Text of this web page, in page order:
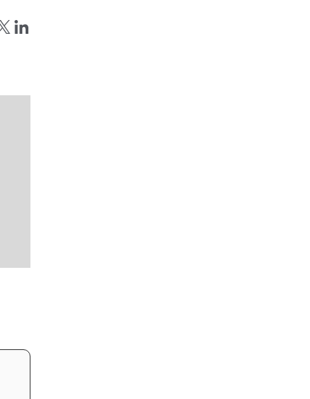
Opens in new window
Opens in new window